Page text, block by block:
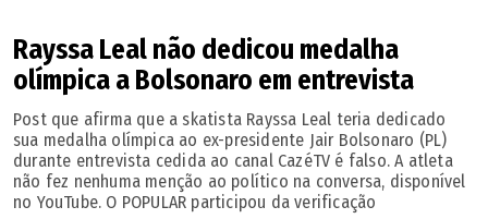
Rayssa Leal não dedicou medalha
olímpica a Bolsonaro em entrevista
Post que afirma que a skatista Rayssa Leal teria dedicado
sua medalha olímpica ao ex-presidente Jair Bolsonaro (PL)
durante entrevista cedida ao canal CazéTV é falso. A atleta
não fez nenhuma menção ao político na conversa, disponível
no YouTube. O POPULAR participou da verificação